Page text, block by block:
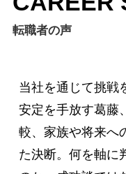
転職者の声
当社を通じて挑戦
安定を手放す葛藤
較、家族や将来へ
た決断。何を軸に